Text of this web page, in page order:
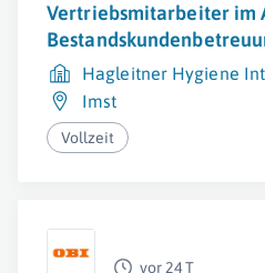
Vertriebsmitarbeiter im
Hagleitner Hygiene
Imst
Vollzeit
vor 24 T